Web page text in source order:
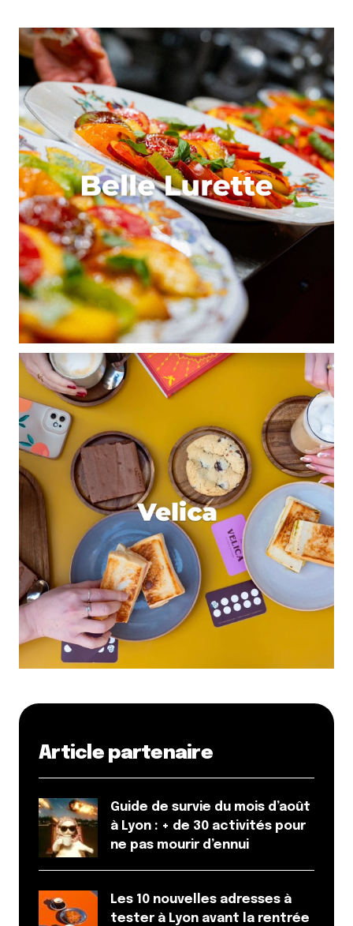
Article partenaire
Guide de survie du mois d’août
à Lyon : + de 30 activités pour
ne pas mourir d’ennui
Les 10 nouvelles adresses à
tester à Lyon avant la rentrée